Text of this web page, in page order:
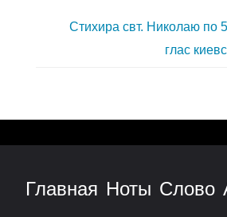
Стихира свт. Николаю по
глас
Главная Ноты Слово